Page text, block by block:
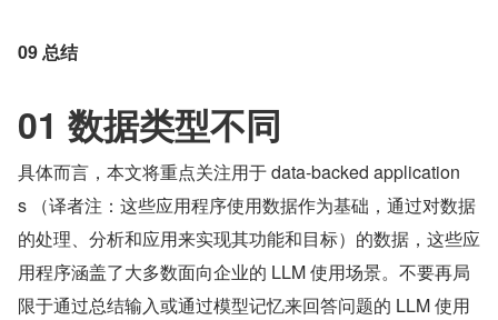
09 总结
01 数据类型不同
具体而言，本文将重点关注用于 data-backed application
s （译者注：这些应用程序使用数据作为基础，通过对数据
的处理、分析和应用来实现其功能和目标）的数据，这些应
用程序涵盖了大多数面向企业的 LLM 使用场景。不要再局
限于通过总结输入或通过模型记忆来回答问题的 LLM 使用